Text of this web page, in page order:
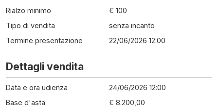
Rialzo minimo
€ 100
Tipo di vendita
senza incanto
Termine presentazione
22/06/2026 12:00
Dettagli vendita
Data e ora udienza
24/06/2026 12:00
Base d'asta
€ 8.200,00